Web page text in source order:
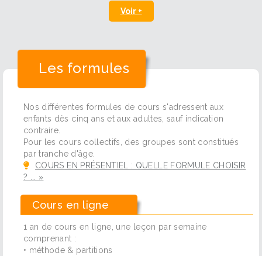
Voir +
Les formules
Nos différentes formules de cours s'adressent aux
enfants dès cinq ans et aux adultes, sauf indication
contraire.
Pour les cours collectifs, des groupes sont constitués
par tranche d'âge.
COURS EN PRÉSENTIEL : QUELLE FORMULE CHOISIR
? ... »
Cours en ligne
1 an de cours en ligne, une leçon par semaine
comprenant :
• méthode & partitions